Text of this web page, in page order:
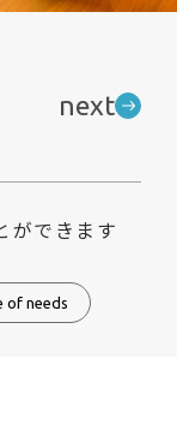
next
ができます
of needs